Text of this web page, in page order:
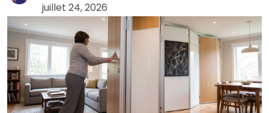
juillet 24, 2026